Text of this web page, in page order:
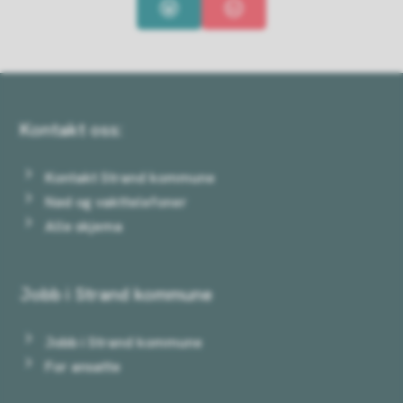
Ja Nei
Kontakt oss:
Kontakt Strand kommune
Nød og vakttelefoner
Alle skjema
Jobb i Strand kommune
Jobb i Strand kommune
For ansatte